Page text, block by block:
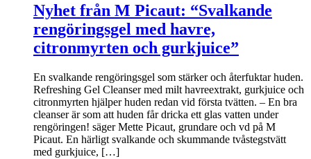
Nyhet från M Picaut: “Svalkande
rengöringsgel med havre,
citronmyrten och gurkjuice”
En svalkande rengöringsgel som stärker och återfuktar huden.
Refreshing Gel Cleanser med milt havreextrakt, gurkjuice och
citronmyrten hjälper huden redan vid första tvätten. – En bra
cleanser är som att huden får dricka ett glas vatten under
rengöringen! säger Mette Picaut, grundare och vd på M
Picaut. En härligt svalkande och skummande tvåstegstvätt
med gurkjuice, […]